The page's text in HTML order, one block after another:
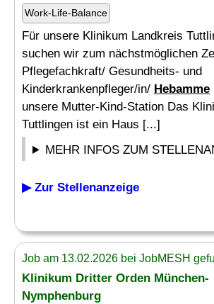
Work-Life-Balance
Für unsere Klinikum Landkreis
suchen wir zum nächstmöglichen
Pflegefachkraft/ Gesundheits- und
Kinderkrankenpfleger/in/ Hebamme
unsere Mutter-Kind-Station Das
Tuttlingen ist ein Haus [...]
MEHR INFOS ZUM
▶ Zur Stellenanzeige
Job am 13.02.2026 bei JobMESH
Klinikum Dritter Orden München-
Nymphenburg